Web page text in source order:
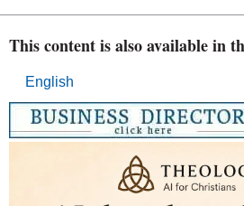
This content is also available in
English